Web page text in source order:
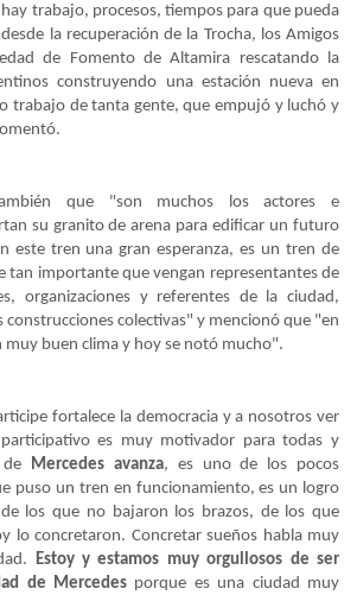
trabajo, procesos, tiempos para que pueda
la recuperación de la Trocha, los Amigos
de Fomento de Altamira rescatando la
construyendo una estación nueva en
trabajo de tanta gente, que empujó y luchó y
que "son muchos los actores e
su granito de arena para edificar un futuro
este tren una gran esperanza, es un tren de
tan importante que vengan representantes de
organizaciones y referentes de la ciudad,
construcciones colectivas" y mencionó que "en
muy buen clima y hoy se notó mucho".
fortalece la democracia y a nosotros ver
es muy motivador para todas y
Mercedes avanza, es uno de los pocos
puso un tren en funcionamiento, es un logro
los que no bajaron los brazos, de los que
lo concretaron. Concretar sueños habla muy
Estoy y estamos muy orgullosos de ser
de Mercedes porque es una ciudad muy